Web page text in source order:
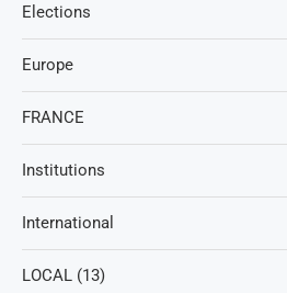
Elections
Europe
FRANCE
Institutions
International
LOCAL (13)